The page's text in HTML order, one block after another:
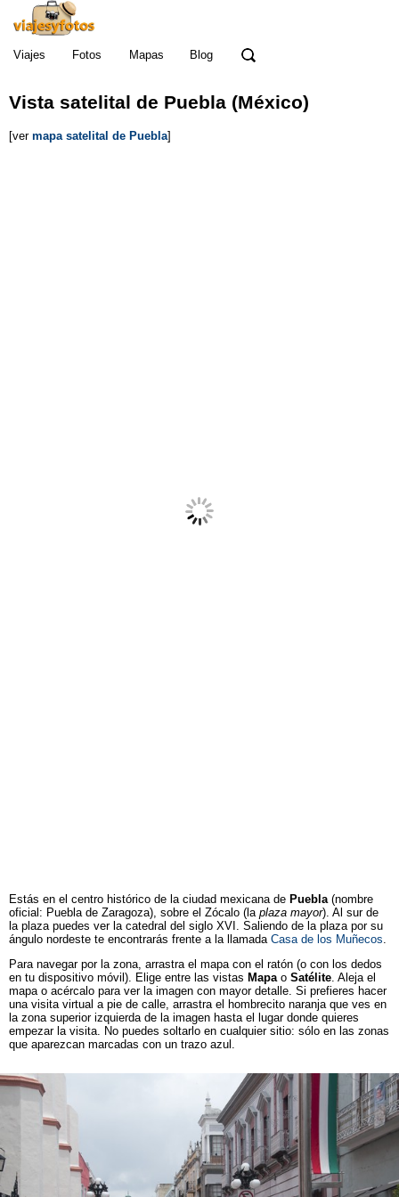
Viajes Fotos Mapas Blog
Vista satelital de Puebla (México)
[ver mapa satelital de Puebla]
Estás en el centro histórico de la ciudad mexicana de Puebla(nombre
oficial: Puebla de Zaragoza), sobre el Zócalo (la plaza mayor). Al sur de
la plaza puedes ver la catedral del siglo XVI. Saliendo de la plaza por su
ángulo nordeste te encontrarás frente a la llamada Casa de los Muñecos.
Para navegar por la zona, arrastra el mapa con el ratón (o con los dedos
en tu dispositivo móvil). Elige entre las vistas Mapao Satélite. Aleja el
mapa o acércalo para ver la imagen con mayor detalle. Si prefieres hacer
una visita virtual a pie de calle, arrastra el hombrecito naranja que ves en
la zona superior izquierda de la imagen hasta el lugar donde quieres
empezar la visita. No puedes soltarlo en cualquier sitio: sólo en las zonas
que aparezcan marcadas con un trazo azul.